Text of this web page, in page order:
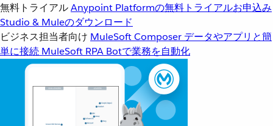
無料トライアルAnypoint Platformの無料トライアルお申込み
Studio & Muleのダウンロード
ビジネス担当者向け MuleSoft Composer データやアプリと簡
単に接続 MuleSoft RPA Botで業務を自動化